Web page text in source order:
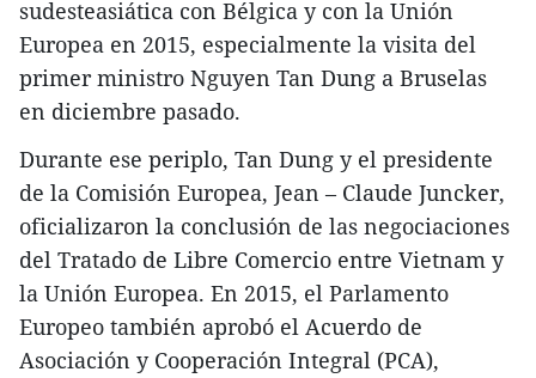
sudesteasiática con Bélgica y con la Unión
Europea en 2015, especialmente la visita del
primer ministro Nguyen Tan Dung a Bruselas
en diciembre pasado.
Durante ese periplo, Tan Dung y el presidente
de la Comisión Europea, Jean – Claude Juncker,
oficializaron la conclusión de las negociaciones
del Tratado de Libre Comercio entre Vietnam y
la Unión Europea. En 2015, el Parlamento
Europeo también aprobó el Acuerdo de
Asociación y Cooperación Integral (PCA),